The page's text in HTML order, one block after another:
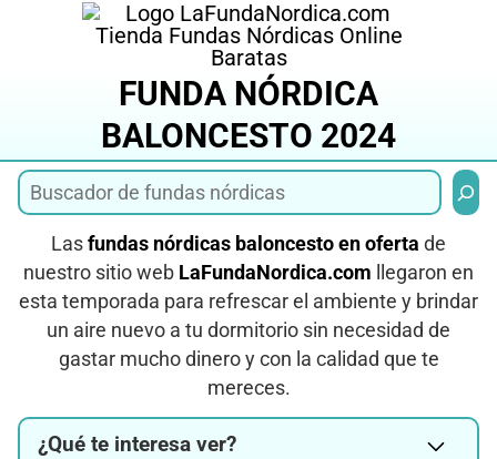
FUNDA NÓRDICA
BALONCESTO 2024
Las fundas nórdicas baloncesto en oferta de
nuestro sitio web LaFundaNordica.com llegaron en
esta temporada para refrescar el ambiente y brindar
un aire nuevo a tu dormitorio sin necesidad de
gastar mucho dinero y con la calidad que te
mereces.
¿Qué te interesa ver?